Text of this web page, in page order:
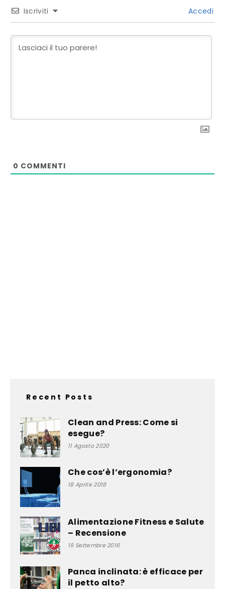
Iscriviti Accedi
0 COMMENTI
Recent Posts
Clean and Press: Come si
esegue?
11 Agosto 2020
Che cos’è l’ergonomia?
18 Aprile 2018
Alimentazione Fitness e Salute
– Recensione
19 Settembre 2016
Panca inclinata: è efficace per
il petto alto?